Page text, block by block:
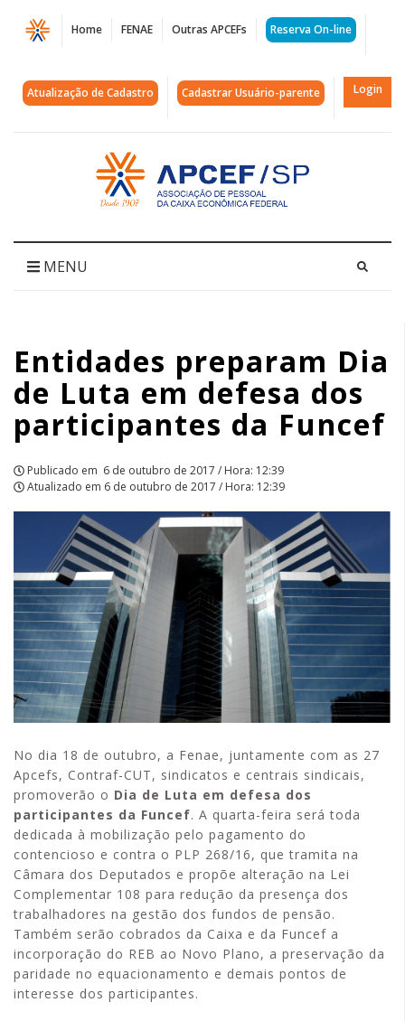
Página
Entidades
preparam
defesa
da
Funcef
|
APCEF/SP
Home FENAE Outras APCEFs Reserva On-line
Atualização de Cadastro Cadastrar Usuário-parente Login
Acessar
página
inicial
MENU
Entidades preparam Dia
de Luta em defesa dos
participantes da Funcef
Publicado em 6 de outubro de 2017 / Hora: 12:39
Atualizado em 6 de outubro de 2017 / Hora: 12:39
No dia 18 de outubro, a Fenae, juntamente com as 27
Apcefs, Contraf-CUT, sindicatos e centrais sindicais,
promoverão o Dia de Luta em defesa dos
participantes da Funcef. A quarta-feira será toda
dedicada à mobilização pelo pagamento do
contencioso e contra o PLP 268/16, que tramita na
Câmara dos Deputados e propõe alteração na Lei
Complementar 108 para redução da presença dos
trabalhadores na gestão dos fundos de pensão.
Também serão cobrados da Caixa e da Funcef a
incorporação do REB ao Novo Plano, a preservação da
paridade no equacionamento e demais pontos de
interesse dos participantes.